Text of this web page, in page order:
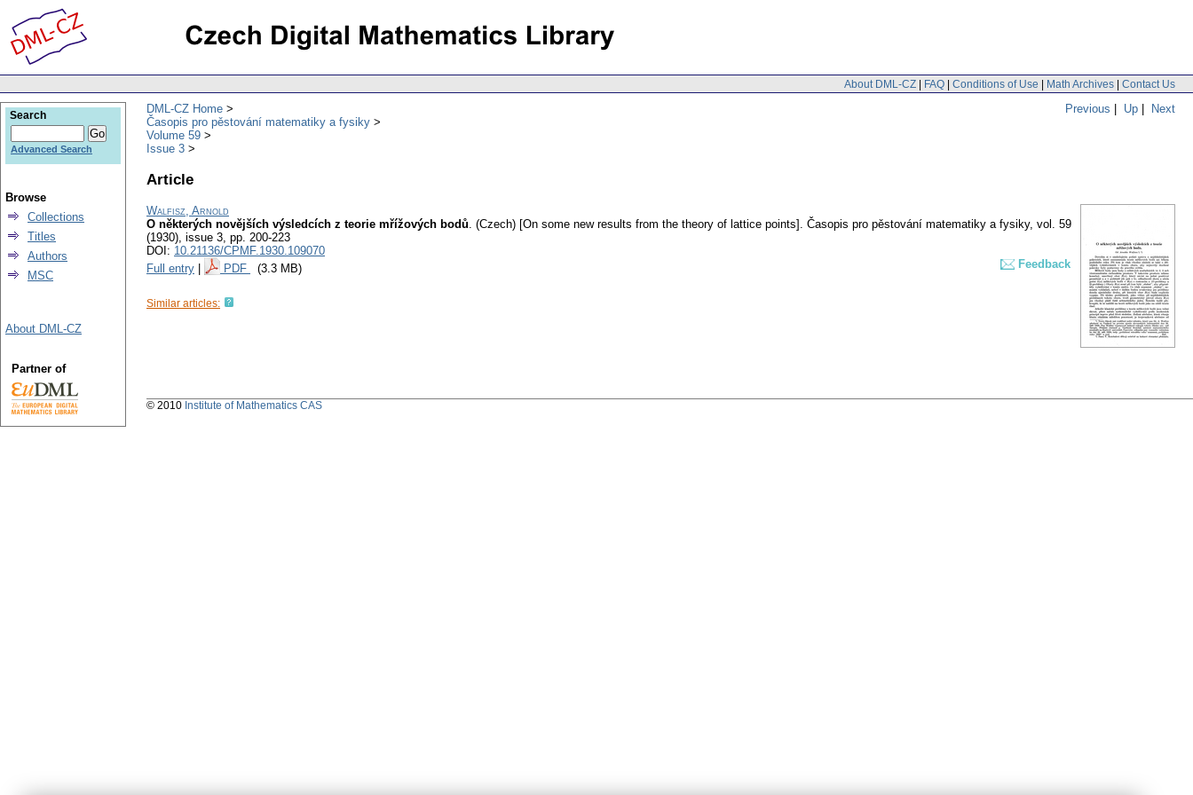
About DML-CZ | FAQ | Conditions of Use | Math Archives | Contact Us
Previous | Up | Next
DML-CZ Home
Časopis pro pěstování matematiky a fysiky
Volume 59
Issue 3
Article
Walfisz, Arnold
O některých novějších výsledcích z teorie mřížových bodů. (Czech) [On some new results from the theory of lattice points]. Časopis pro pěstování matematiky a fysiky, vol. 59
(1930), issue 3, pp. 200-223
DOI: 10.21136/CPMF.1930.109070
Full entry
PDF (3.3 MB) Feedback
Similar articles:
Search
Advanced Search
Browse
Collections
Titles
Authors
MSC
About DML-CZ
Partner of
© 2010 Institute of Mathematics CAS